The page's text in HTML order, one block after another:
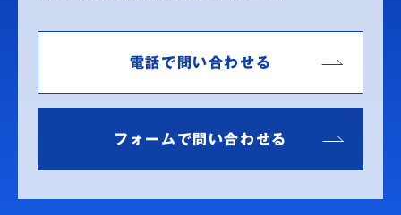
電話で問い合わせる
フォームで問い合わせる